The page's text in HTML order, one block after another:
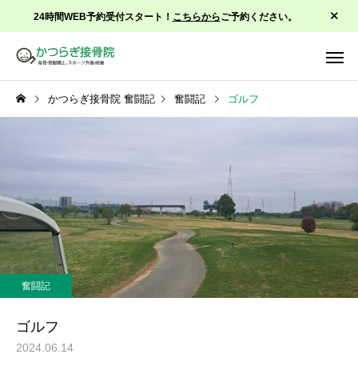
24時間WEB予約受付スタート！ こちらからご予約ください。
背骨骨盤矯正 スポーツ
かつらぎ接骨院 奮闘記 奮闘記 ゴルフ
奮闘記
ゴルフ
2024.06.14